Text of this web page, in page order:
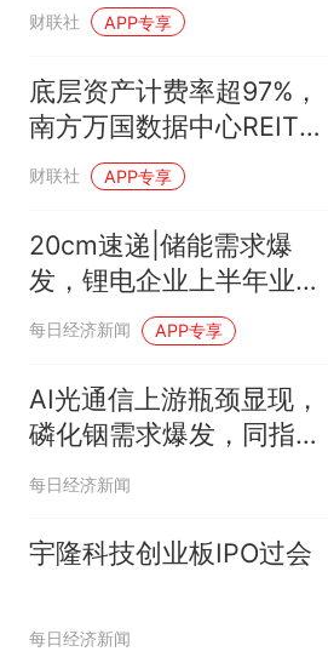
司
财联社 APP专享
底层资产计费率超97%，
南方万国数据中心REIT投
资者开放日传递发展信心
财联社 APP专享
20cm速递|储能需求爆
发，锂电企业上半年业绩
高速增长！创业板新能源
ETF华夏(159368)同类费
率最低
每日经济新闻 APP专享
AI光通信上游瓶颈显现，
磷化铟需求爆发，同指数
规模最大标的有色
0.36%
每日经济新闻
宇隆科技创业板IPO过会
每日经济新闻